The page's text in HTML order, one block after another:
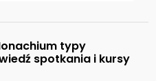
typy
spotkania i kursy